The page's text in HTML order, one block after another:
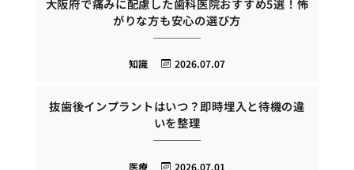
がりな方も安心の選び方
2026.07.07
知識
抜歯後インプラントはいつ？即時埋入と待機の違
いを整理
2026.07.01
医療